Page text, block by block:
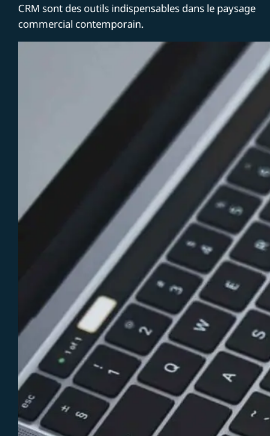
CRM sont des outils indispensables dans le paysage
commercial contemporain.